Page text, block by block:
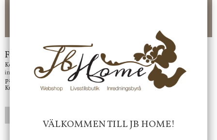
Frågor?
Kontakta oss på
info@jbhome.seVi svarar
på mail så fort vi kan.
Kundtjänst telefontid öppet vardagar mellan 10.00 - 15.00
VÄLKOMMEN TILL JB HOME!